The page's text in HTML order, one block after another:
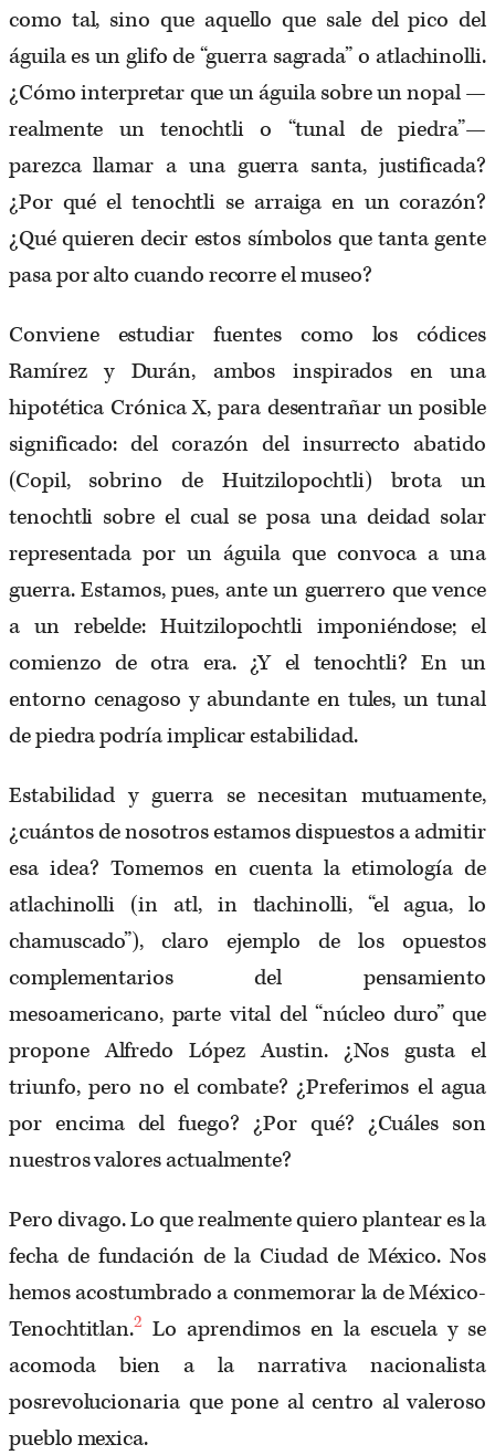
como tal, sino que aquello que sale del pico del
águila es un glifo de “guerra sagrada” o atlachinolli.
¿Cómo interpretar que un águila sobre un nopal —
realmente un tenochtli o “tunal de piedra”—
parezca llamar a una guerra santa, justificada?
¿Por qué el tenochtli se arraiga en un corazón?
¿Qué quieren decir estos símbolos que tanta gente
pasa por alto cuando recorre el museo?
Conviene estudiar fuentes como los códices
Ramírez y Durán, ambos inspirados en una
hipotética Crónica X, para desentrañar un posible
significado: del corazón del insurrecto abatido
(Copil, sobrino de Huitzilopochtli) brota un
tenochtli sobre el cual se posa una deidad solar
representada por un águila que convoca a una
guerra. Estamos, pues, ante un guerrero que vence
a un rebelde: Huitzilopochtli imponiéndose; el
comienzo de otra era. ¿Y el tenochtli? En un
entorno cenagoso y abundante en tules, un tunal
de piedra podría implicar estabilidad.
Estabilidad y guerra se necesitan mutuamente,
¿cuántos de nosotros estamos dispuestos a admitir
esa idea? Tomemos en cuenta la etimología de
atlachinolli (in atl, in tlachinolli, “el agua, lo
chamuscado”), claro ejemplo de los opuestos
complementarios del pensamiento
mesoamericano, parte vital del “núcleo duro” que
propone Alfredo López Austin. ¿Nos gusta el
triunfo, pero no el combate? ¿Preferimos el agua
por encima del fuego? ¿Por qué? ¿Cuáles son
nuestros valores actualmente?
Pero divago. Lo que realmente quiero plantear es la
fecha de fundación de la Ciudad de México. Nos
hemos acostumbrado a conmemorar la de México-
Tenochtitlan.2 Lo aprendimos en la escuela y se
acomoda bien a la narrativa nacionalista
posrevolucionaria que pone al centro al valeroso
pueblo mexica.